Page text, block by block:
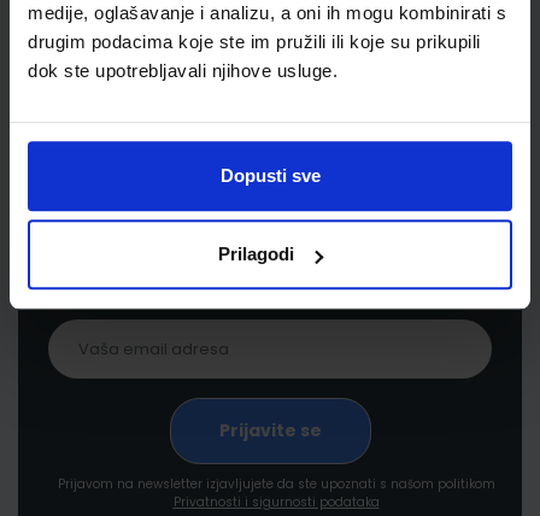
medije, oglašavanje i analizu, a oni ih mogu kombinirati s
drugim podacima koje ste im pružili ili koje su prikupili
dok ste upotrebljavali njihove usluge.
Dopusti sve
Prilagodi
Newsletter prijava
Prijavite se kako bi primali informacije o novim
proizvodima i uslugama, akcijama i drugim
Prijavom na newsletter izjavljujete da ste upoznati s našom politikom
Privatnosti i sigurnosti podataka